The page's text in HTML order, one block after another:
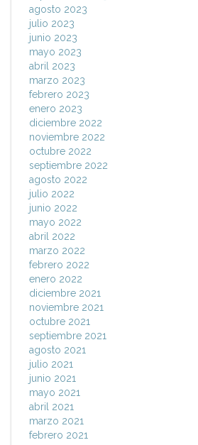
agosto 2023
julio 2023
junio 2023
mayo 2023
abril 2023
marzo 2023
febrero 2023
enero 2023
diciembre 2022
noviembre 2022
octubre 2022
septiembre 2022
agosto 2022
julio 2022
junio 2022
mayo 2022
abril 2022
marzo 2022
febrero 2022
enero 2022
diciembre 2021
noviembre 2021
octubre 2021
septiembre 2021
agosto 2021
julio 2021
junio 2021
mayo 2021
abril 2021
marzo 2021
febrero 2021